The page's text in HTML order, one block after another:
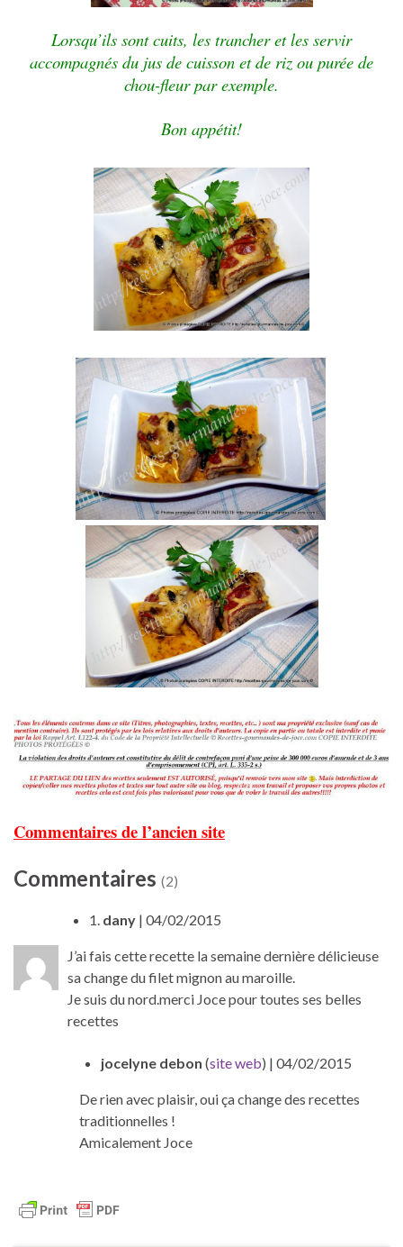
Lorsqu’ils sont cuits, les trancher et les servir
accompagnés du jus de cuisson et de riz ou purée de
chou-fleur par exemple.
Bon appétit!
Commentaires de l’ancien site
Commentaires (2)
1. dany | 04/02/2015
J’ai fais cette recette la semaine dernière délicieuse
sa change du filet mignon au maroille.
Je suis du nord.merci Joce pour toutes ses belles
recettes
jocelyne debon (site web) | 04/02/2015
De rien avec plaisir, oui ça change des recettes
traditionnelles !
Amicalement Joce